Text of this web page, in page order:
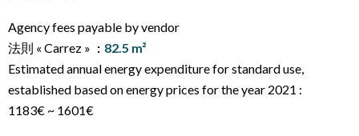
Agency fees payable by vendor
法則 « Carrez »
82.5 m²
Estimated annual energy expenditure for standard use,
established based on energy prices for the year 2021 :
1183€ ~ 1601€